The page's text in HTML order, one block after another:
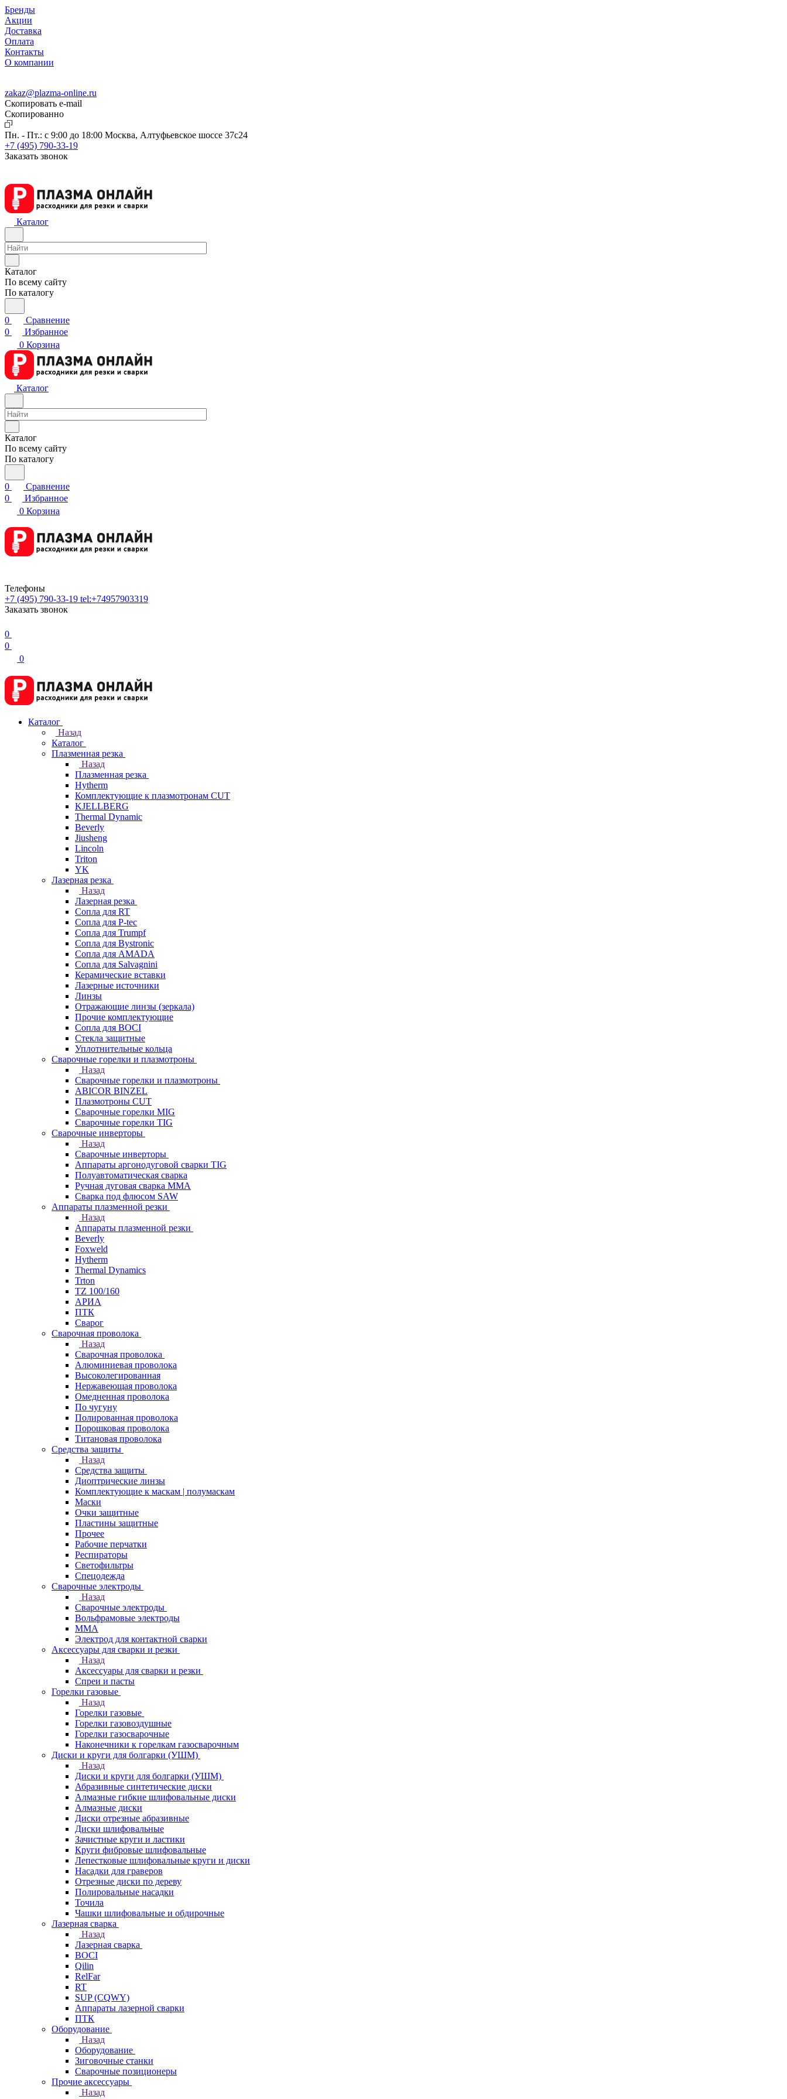
Бренды
Акции
Доставка
Оплата
Контакты
О компании
zakaz@plazma-online.ru
Скопировать e-mail
Cкопированно
Пн. - Пт.: с 9:00 до 18:00 Москва, Алтуфьевское шоссе 37с24
+7 (495) 790-33-19
Заказать звонок
Каталог
Каталог
По всему сайту
По каталогу
0
Сравнение
0
Избранное
0 Корзина
Каталог
Каталог
По всему сайту
По каталогу
0
Сравнение
0
Избранное
0 Корзина
Телефоны
+7 (495) 790-33-19 tel:+74957903319
Заказать звонок
0
0
0
Каталог
Назад
Каталог
Плазменная резка
Назад
Плазменная резка
Hytherm
Комплектующие к плазмотронам CUT
KJELLBERG
Thermal Dynamic
Beverly
Jiusheng
Lincoln
Triton
YK
Лазерная резка
Назад
Лазерная резка
Сопла для RT
Сопла для P-tec
Сопла для Trumpf
Сопла для Bystronic
Сопла для AMADA
Сопла для Salvagnini
Керамические вставки
Лазерные источники
Линзы
Отражающие линзы (зеркала)
Прочие комплектующие
Сопла для BOCI
Стекла защитные
Уплотнительные кольца
Сварочные горелки и плазмотроны
Назад
Сварочные горелки и плазмотроны
ABICOR BINZEL
Плазмотроны CUT
Сварочные горелки MIG
Сварочные горелки TIG
Сварочные инверторы
Назад
Сварочные инверторы
Аппараты аргонодуговой сварки TIG
Полуавтоматическая сварка
Ручная дуговая сварка MMA
Сварка под флюсом SAW
Аппараты плазменной резки
Назад
Аппараты плазменной резки
Beverly
Foxweld
Hytherm
Thermal Dynamics
Trton
TZ 100/160
АРИА
ПТК
Сварог
Сварочная проволока
Назад
Сварочная проволока
Алюминиевая проволока
Высоколегированная
Нержавеющая проволока
Омедненная проволока
По чугуну
Полированная проволока
Порошковая проволока
Титановая проволока
Средства защиты
Назад
Средства защиты
Диоптрические линзы
Комплектующие к маскам | полумаскам
Маски
Очки защитные
Пластины защитные
Прочее
Рабочие перчатки
Респираторы
Светофильтры
Спецодежда
Сварочные электроды
Назад
Сварочные электроды
Вольфрамовые электроды
ММА
Электрод для контактной сварки
Аксессуары для сварки и резки
Назад
Аксессуары для сварки и резки
Спреи и пасты
Горелки газовые
Назад
Горелки газовые
Горелки газовоздушные
Горелки газосварочные
Наконечники к горелкам газосварочным
Диски и круги для болгарки (УШМ)
Назад
Диски и круги для болгарки (УШМ)
Абразивные синтетические диски
Алмазные гибкие шлифовальные диски
Алмазные диски
Диски отрезные абразивные
Диски шлифовальные
Зачистные круги и ластики
Круги фибровые шлифовальные
Лепестковые шлифовальные круги и диски
Насадки для граверов
Отрезные диски по дереву
Полировальные насадки
Точила
Чашки шлифовальные и обдирочные
Лазерная сварка
Назад
Лазерная сварка
BOCI
Qilin
RelFar
RT
SUP (CQWY)
Аппараты лазерной сварки
ПТК
Оборудование
Назад
Оборудование
Зиговочные станки
Сварочные позиционеры
Прочие аксессуары
Назад